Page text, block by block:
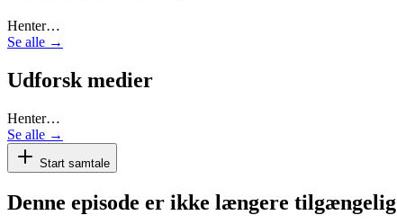
Henter…
Se alle →
Udforsk medier
Henter…
Se alle →
Start samtale
Denne episode er ikke længere tilgængelig